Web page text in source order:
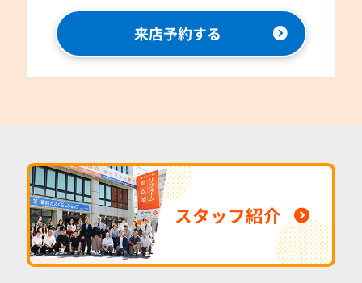
来店予約する
スタッフ紹介